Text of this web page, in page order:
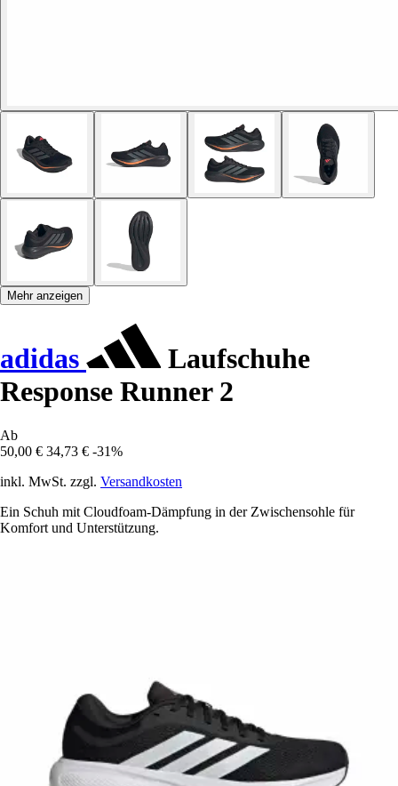
Mehr anzeigen
adidas
Laufschuhe
Response Runner 2
Ab
50,00 € 34,73 € -31%
inkl. MwSt. zzgl. Versandkosten
Ein Schuh mit Cloudfoam-Dämpfung in der Zwischensohle für
Komfort und Unterstützung.